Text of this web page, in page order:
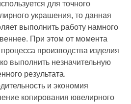
для точного
украшения, то данная
выполнить работу намного
При этом от момента
производства изделия
выполнить незначительную
результата.
и экономия
копирования ювелирного